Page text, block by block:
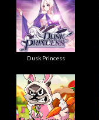
Dusk Princess